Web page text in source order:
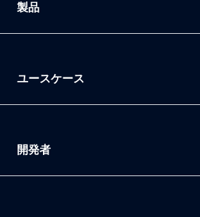
製品
ユースケース
開発者